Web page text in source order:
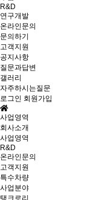
R&D
연구개발
온라인문의
문의하기
고객지원
공지사항
질문과답변
갤러리
자주하시는질문
로그인 회원가입
사업영역
회사소개
사업영역
R&D
온라인문의
고객지원
특수차량
사업분야
탱크로리